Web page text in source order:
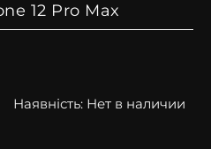
12 Pro Max
Наявність: Нет в наличии